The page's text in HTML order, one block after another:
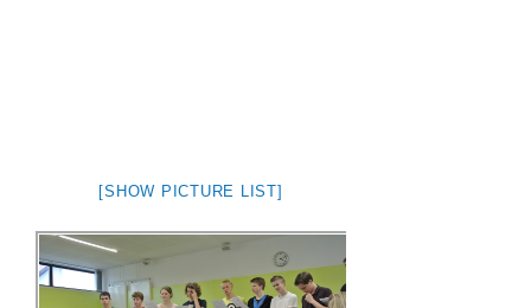
[SHOW PICTURE LIST]